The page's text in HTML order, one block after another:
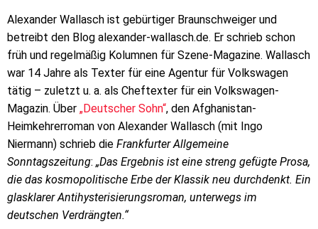
Alexander Wallasch ist gebürtiger Braunschweiger und
betreibt den Blog alexander-wallasch.de. Er schrieb schon
früh und regelmäßig Kolumnen für Szene-Magazine. Wallasch
war 14 Jahre als Texter für eine Agentur für Volkswagen
tätig – zuletzt u. a. als Cheftexter für ein Volkswagen-
Magazin. Über „Deutscher Sohn“, den Afghanistan-
Heimkehrerroman von Alexander Wallasch (mit Ingo
Niermann) schrieb die Frankfurter Allgemeine
Sonntagszeitung: „Das Ergebnis ist eine streng gefügte Prosa,
die das kosmopolitische Erbe der Klassik neu durchdenkt. Ein
glasklarer Antihysterisierungsroman, unterwegs im
deutschen Verdrängten.“